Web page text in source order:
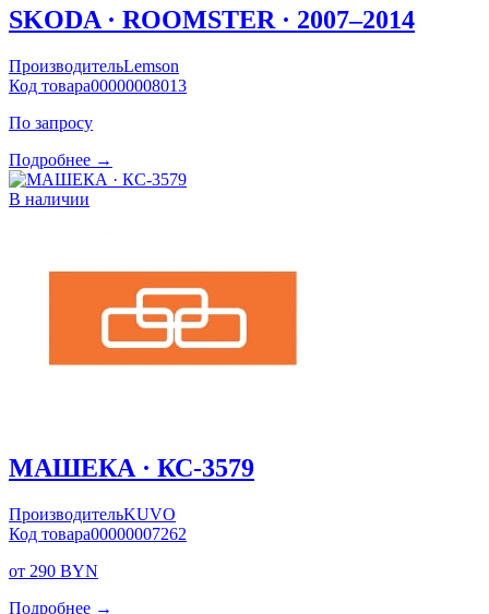
SKODA · ROOMSTER · 2007–2014
ПроизводительLemson
Код товара00000008013
По запросу
Подробнее →
В наличии
МАШЕКА · КС-3579
ПроизводительKUVO
Код товара00000007262
от 290 BYN
Подробнее →